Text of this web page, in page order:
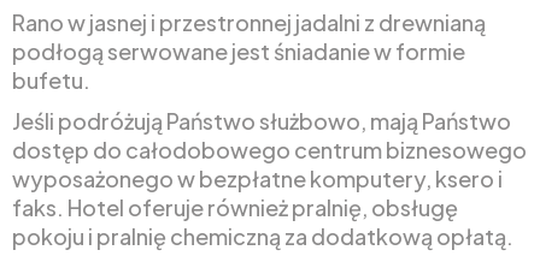
Rano w jasnej i przestronnej jadalni z drewnianą
podłogą serwowane jest śniadanie w formie
bufetu.
Jeśli podróżują Państwo służbowo, mają Państwo
dostęp do całodobowego centrum biznesowego
wyposażonego w bezpłatne komputery, ksero i
faks. Hotel oferuje również pralnię, obsługę
pokoju i pralnię chemiczną za dodatkową opłatą.